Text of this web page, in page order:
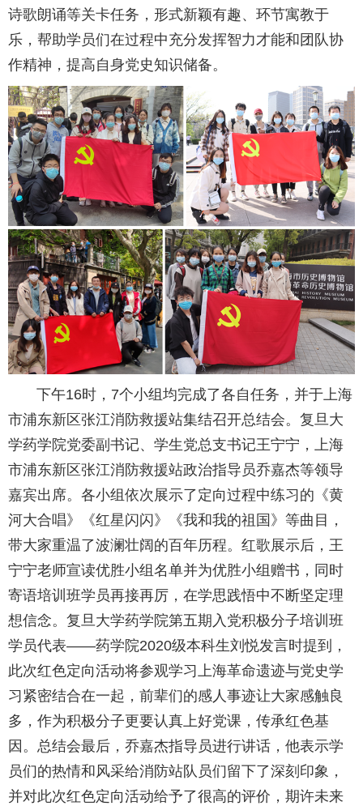
诗歌朗诵等关卡任务，形式新颖有趣、环节寓教于
乐，帮助学员们在过程中充分发挥智力才能和团队协
作精神，提高自身党史知识储备。
下午16时，7个小组均完成了各自任务，并于上海
市浦东新区张江消防救援站集结召开总结会。复旦大
学药学院党委副书记、学生党总支书记王宁宁，上海
市浦东新区张江消防救援站政治指导员乔嘉杰等领导
嘉宾出席。各小组依次展示了定向过程中练习的《黄
河大合唱》《红星闪闪》《我和我的祖国》等曲目，
带大家重温了波澜壮阔的百年历程。红歌展示后，王
宁宁老师宣读优胜小组名单并为优胜小组赠书，同时
寄语培训班学员再接再厉，在学思践悟中不断坚定理
想信念。复旦大学药学院第五期入党积极分子培训班
学员代表——药学院2020级本科生刘悦发言时提到，
此次红色定向活动将参观学习上海革命遗迹与党史学
习紧密结合在一起，前辈们的感人事迹让大家感触良
多，作为积极分子更要认真上好党课，传承红色基
因。总结会最后，乔嘉杰指导员进行讲话，他表示学
员们的热情和风采给消防站队员们留下了深刻印象，
并对此次红色定向活动给予了很高的评价，期许未来